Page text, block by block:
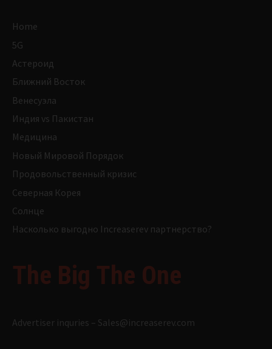
Home
5G
Астероид
Ближний Восток
Венесуэла
Индия vs Пакистан
Медицина
Новый Мировой Порядок
Продовольственный кризис
Северная Корея
Солнце
Насколько выгодно Increaserev партнерство?
The Big The One
Advertiser inquries – Sales@increaserev.com